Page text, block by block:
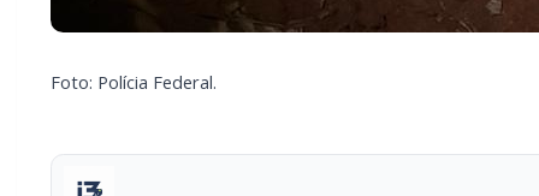
Foto: Polícia Federal.